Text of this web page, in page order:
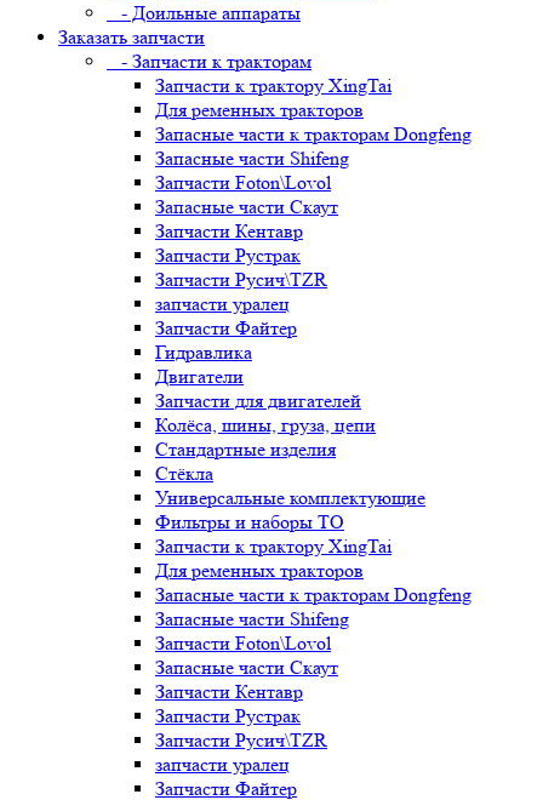
- Доильные аппараты
Заказать запчасти
- Запчасти к тракторам
Запчасти к трактору XingTai
Для ременных тракторов
Запасные части к тракторам Dongfeng
Запасные части Shifeng
Запчасти Foton\Lovol
Запасные части Скаут
Запчасти Кентавр
Запчасти Рустрак
Запчасти Русич\TZR
запчасти уралец
Запчасти Файтер
Гидравлика
Двигатели
Запчасти для двигателей
Колёса, шины, груза, цепи
Стандартные изделия
Стёкла
Универсальные комплектующие
Фильтры и наборы ТО
Запчасти к трактору XingTai
Для ременных тракторов
Запасные части к тракторам Dongfeng
Запасные части Shifeng
Запчасти Foton\Lovol
Запасные части Скаут
Запчасти Кентавр
Запчасти Рустрак
Запчасти Русич\TZR
запчасти уралец
Запчасти Файтер